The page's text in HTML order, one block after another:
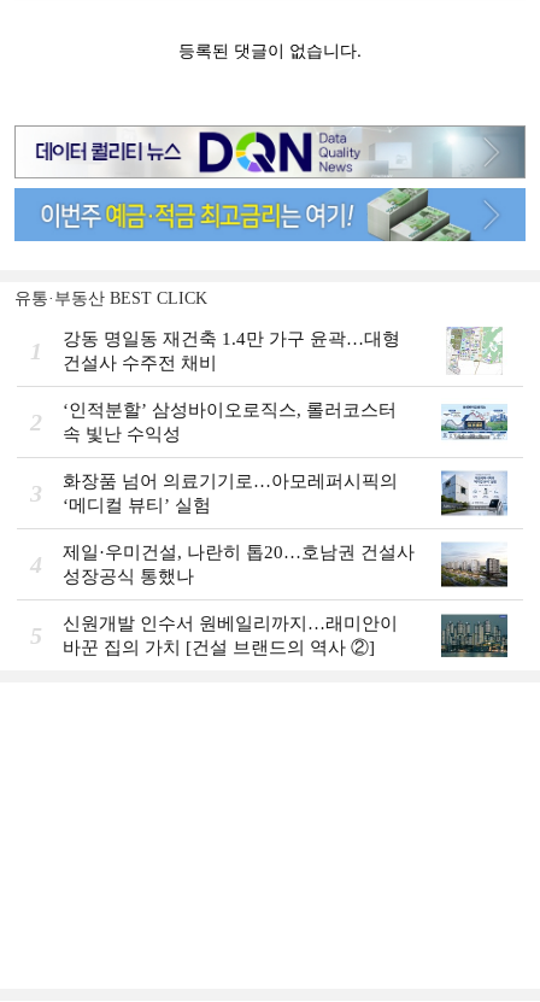
유통·부동산 BEST CLICK
1
강동 명일동 재건축 1.4만 가구 윤곽…대형
건설사 수주전 채비
2
‘인적분할’ 삼성바이오로직스, 롤러코스터
속 빛난 수익성
3
화장품 넘어 의료기기로…아모레퍼시픽의
‘메디컬 뷰티’ 실험
4
제일·우미건설, 나란히 톱20…호남권 건설사
성장공식 통했나
5
신원개발 인수서 원베일리까지…래미안이
바꾼 집의 가치 [건설 브랜드의 역사 ②]